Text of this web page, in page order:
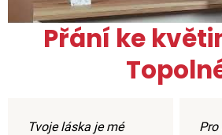
Přání ke
Tvoje láska je mé